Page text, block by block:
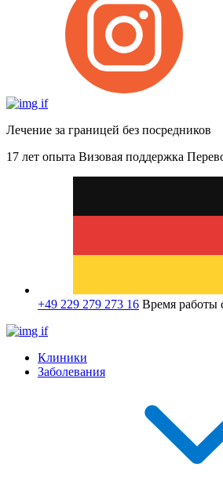
Лечение за границей без посредников
17 лет опыта Визовая поддержка
+49 229 279 273 16 Время работы
Клиники
Заболевания